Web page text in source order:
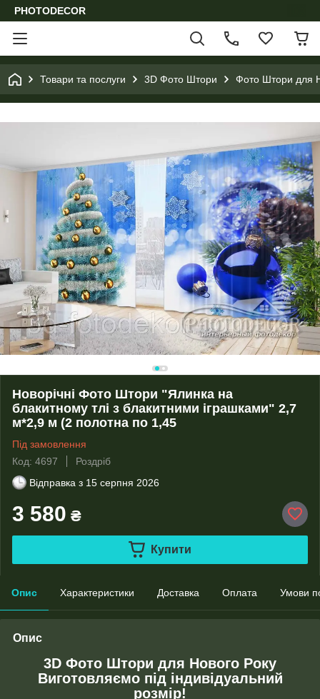
PHOTODECOR
Товари та послуги 3D Фото Штори Фото Штори для
Новорічні Фото Штори "Ялинка на
блакитному тлі з блакитними іграшками" 2,7
м*2,9 м (2 полотна по 1,45
Під замовлення
Код: 4697
Роздріб
Відправка з 15 серпня 2026
3 580 ₴
Купити
Опис Характеристики Доставка Оплата Умови
Опис
3D Фото Штори для Нового Року
Виготовляємо під індивідуальний
розмір!